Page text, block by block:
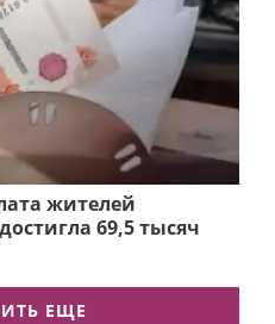
жителей
69,5 тысяч
ЕЩЕ